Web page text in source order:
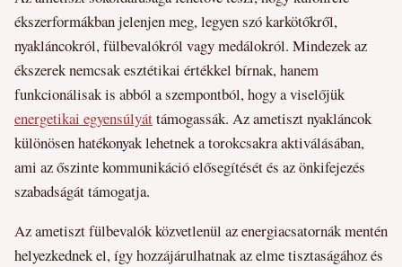
ékszerformákban jelenjen meg, legyen szó karkötőkről,
nyakláncokról, fülbevalókról vagy medálokról. Mindezek az
ékszerek nemcsak esztétikai értékkel bírnak, hanem
funkcionálisak is abból a szempontból, hogy a viselőjük
energetikai egyensúlyáttámogassák. Az ametiszt nyakláncok
különösen hatékonyak lehetnek a torokcsakra aktiválásában,
ami az őszinte kommunikáció elősegítését és az önkifejezés
szabadságát támogatja.
Az ametiszt fülbevalók közvetlenül az energiacsatornák mentén
helyezkednek el, így hozzájárulhatnak az elme tisztaságához és